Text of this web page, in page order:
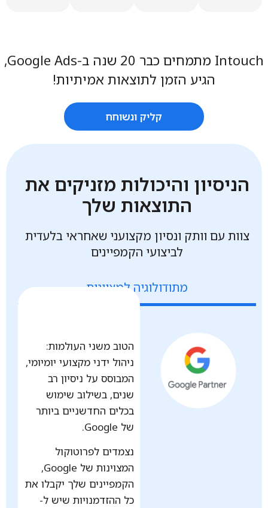
Intouch מתמחים כבר 20 שנה ב-Google Ads,
הגיע הזמן לתוצאות אמיתיות!
קליק ונשוחח
הניסיון והיכולות מזניקים את
התוצאות שלך
צוות עם וותק ונסיון מקצועני שאחראי בלעדית
לביצועי הקמפיינים
מתודולוגיה למצוינות
הטוב משני העולמות:
ניהול ידני מקצועי יומיומי,
המבוסס על ניסיון רב
שנים, בשילוב שימוש
בכלים החדשניים ביותר
של Google.
נצמדים לפרוטוקול
המצוינות של Google,
הקמפיינים שלך יקבלו את
כל ההזדמנויות שיש ל-